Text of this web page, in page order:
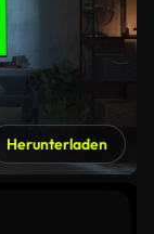
Herunterladen